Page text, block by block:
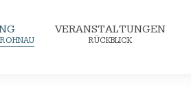
VERANSTALTUNGEN
RÜCKBLICK